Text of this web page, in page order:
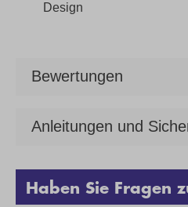
Design
Bewertungen
Anleitungen und
Haben Sie Fragen